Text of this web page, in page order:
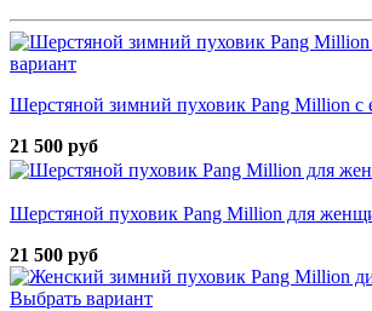
вариант
Шерстяной зимний пуховик Pang Million с
21 500 руб
Шерстяной пуховик Pang Million для
21 500 руб
Выбрать вариант